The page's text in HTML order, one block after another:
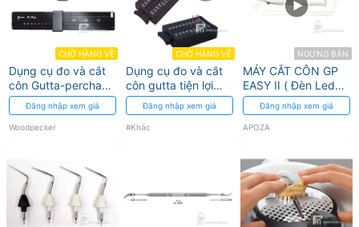
CHỜ HÀNG VỀ
Dụng cụ đo và cắt
côn Gutta-percha
R1 PLUS
Đăng nhập xem giá
Woodpecker
CHỜ HÀNG VỀ
Dụng cụ đo và cắt
côn gutta tiện lợi
loại tốtĐăng nhập xem giá
#Khác
NGƯNG BÁN
MÁY CẮT CÔN GP
EASY II ( Đèn Led
10W ) APOZA
Đăng nhập xem giá
APOZA